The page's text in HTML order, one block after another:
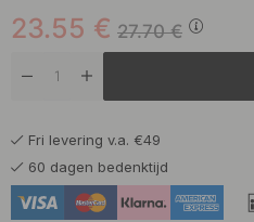
27.70€
23.55 €
Fri levering v.a. €49
60 dagen bedenktijd